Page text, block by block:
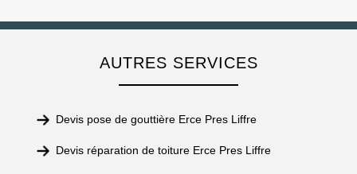
AUTRES SERVICES
Devis pose de gouttière Erce Pres Liffre
Devis réparation de toiture Erce Pres Liffre